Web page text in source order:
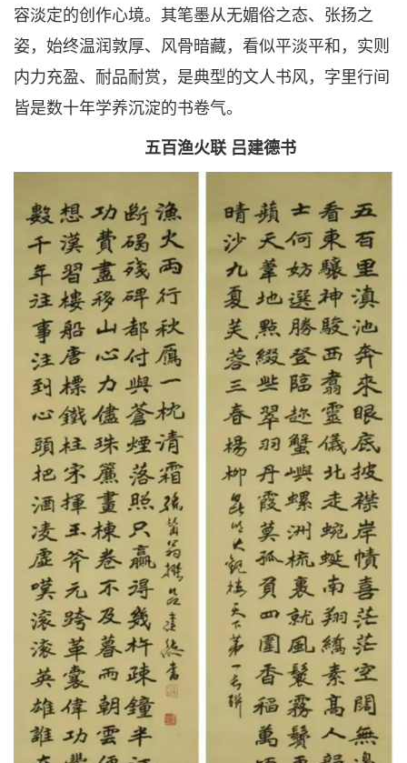
容淡定的创作心境。其笔墨从无媚俗之态、张扬之
姿，始终温润敦厚、风骨暗藏，看似平淡平和，实则
内力充盈、耐品耐赏，是典型的文人书风，字里行间
皆是数十年学养沉淀的书卷气。
五百渔火联 吕建德书